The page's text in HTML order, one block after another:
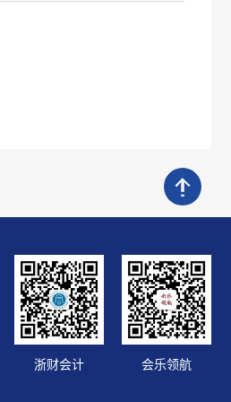
浙财会计 会乐领航